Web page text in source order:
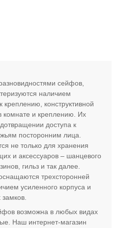
сейфов,
наличием
конструктивной
и креплению. Их
доступа к
посторонним лица.
не только для хранения
и аксессуаров – шанцевого
гильз и так далее.
трехсторонней
усиленного корпуса и
возможна в любых видах
Наш интернет-магазин